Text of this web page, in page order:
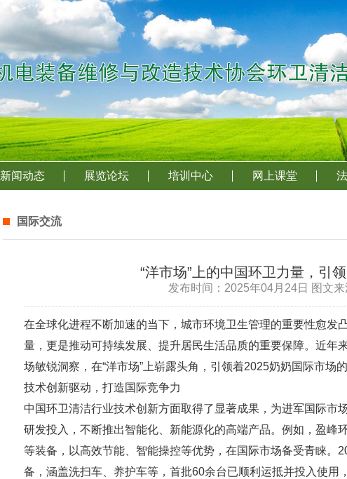
新闻动态 展览论坛 培训中心 网上课堂
国际交流
“洋市场”上的中国环卫力量，引
发布时间：2025年04月24日 图文来
在全球化进程不断加速的当下，城市环境卫生管理的重要性愈发
量，更是推动可持续发展、提升居民生活品质的重要保障。近年
场敏锐洞察，在“洋市场”上崭露头角，引领着2025奶奶国际市场的
技术创新驱动，打造国际竞争力
中国环卫清洁行业技术创新方面取得了显著成果，为进军国际市
研发投入，不断推出智能化、新能源化的高端产品。例如，盈峰
等装备，以高效节能、智能操控等优势，在国际市场备受青睐。
备，涵盖洗扫车、养护车等，首批60余台已顺利运抵并投入使用